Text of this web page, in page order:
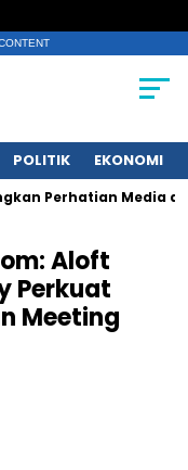
POLITIK EKONOMI
Media dan Pasar,
Aloft
Perkuat
Meeting